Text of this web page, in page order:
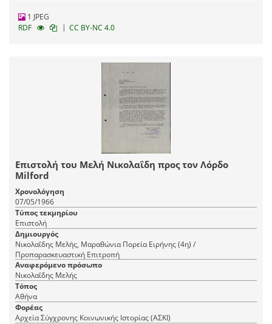
1 JPEG
RDF
| CC BY-NC 4.0
Επιστολή του Μελή Νικολαΐδη προς τον Λόρδο
Milford
Χρονολόγηση
07/05/1966
Τύπος τεκμηρίου
Επιστολή
Δημιουργός
Νικολαΐδης Μελής, Μαραθώνια Πορεία Ειρήνης (4η) /
Προπαρασκευαστική Επιτροπή
Αναφερόμενο πρόσωπο
Νικολαΐδης Μελής
Τόπος
Αθήνα
Φορέας
Αρχεία Σύγχρονης Κοινωνικής Ιστορίας (ΑΣΚΙ)